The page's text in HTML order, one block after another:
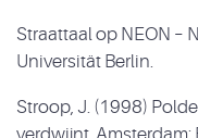
Straattaal op NEON –
Universität Berlin.
Stroop, J. (1998)